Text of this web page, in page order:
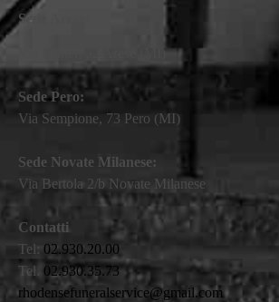
Sede Arese:
Via Mattei, 32 Arese (MI)
Sede Pero:
Via Sempione, 73 Pero (MI)
Sede Novate Milanese:
Via Bertola 2/b Novate Milanese
Contatti
Tel: 02.930.20.00
Tel. 02.930.35.73
rhodensefuneralservice@gmail.com